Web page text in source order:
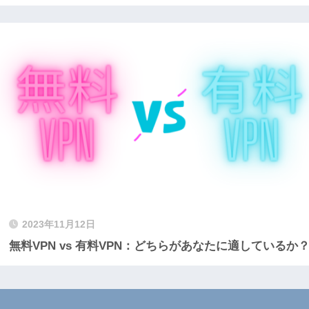
2023年11月12日
無料VPN vs 有料VPN：どちらがあなたに適しているか？